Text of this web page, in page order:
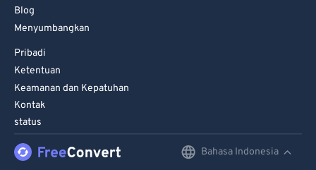
Blog
Menyumbangkan
Pribadi
Ketentuan
Keamanan dan Kepatuhan
Kontak
status
Bahasa Indonesia